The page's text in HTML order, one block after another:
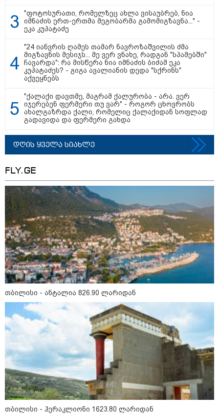
11:36 / 08-08-2026
ადამიანი დაიკარგა - 57 პირს ამ დრომდე
ეძებენ
17:32 / 09-08-2026
კიდევ ერთ დაკარგულს ოჯახი
10 წელია ეძებს - რას ამბობს 26
წლის ახალაგაზრდის დედა?
17:12 / 09-08-2026
უნცია ოქრო დღიურად 101
დოლარით გაძვირდა - რა ღირს
გრამი საქართველოში?
16:49 / 09-08-2026
ქუთაისში, ბრალდებული
დაზარალებულის ბინაში შეიჭრა
და შეეცადა ოქროს
სამკაულების დაუფლებას -
დეტალებს პროკურატურა
ასაჯაროებს
"ფოტოსურათი, რომელზეც ახლა ვისაუბრებ, ნია
იმნაძის ერთ-ერთმა მეგობარმა გამომიგზავნა..." -
ეკა კუპატაძე
"24 იანვრის ღამეს თამარ ნავროზაშვილის ძმა
მიგზავნის მესიჯს... მე ვერ ვნახე, რადგან "სპამებში"
ჩავარდა": რა მისწერა ნია იმნაძის ბიძამ ეკა
კუპატაძეს? - გიგა ავალიანის დედა "სქრინს"
აქვეყნებს
"ქალაქი დავთმე, მაგრამ ქალურობა - არა. ვერ
იჯერებენ ფერმერი თუ ვარ" - როგორ ცხოვრობს
ახალგაზრდა ქალი, რომელიც ქალაქიდან სოფლად
გადავიდა და ფერმერი გახდა
დღის ყველა სიახლე
FLY.GE
თბილისი - ანტალია 826.90 ლარიდან
თბილისი - ჰერაკლიონი 1623.80 ლარიდან